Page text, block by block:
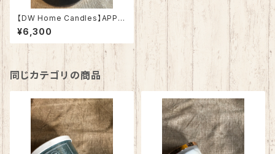
【DW Home Candles】APPL
E HONEY BUTTER 15.01oz
【アロマキャンドル】
¥6,300
同じカテゴリの商品